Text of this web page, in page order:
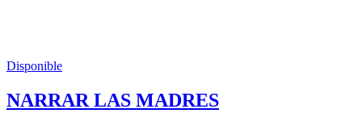
Disponible
NARRAR LAS MADRES